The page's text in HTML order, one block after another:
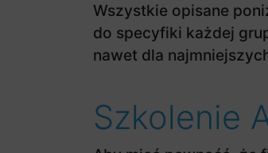
Wszystkie opisane
do specyfiki każdej
nawet dla
Szkolenie